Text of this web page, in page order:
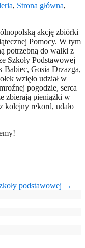
, Strona główna,
akcję zbiórki
Pomocy. W tym
potrzebną do walki z
Szkoły Podstawowej
Babiec, Gosia Drzazga,
wzięło udział w
pogodzie, serca
zbierają pieniążki w
kolejny rekord, udało
podstawowej →